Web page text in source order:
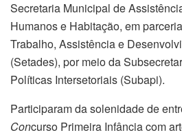
Secretaria Municipal de
Humanos e Habitação, em
Trabalho, Assistência e
(Setades), por meio da
Políticas Intersetoriais (Subapi).
Participaram da solenidade de
Concurso Primeira Infância com